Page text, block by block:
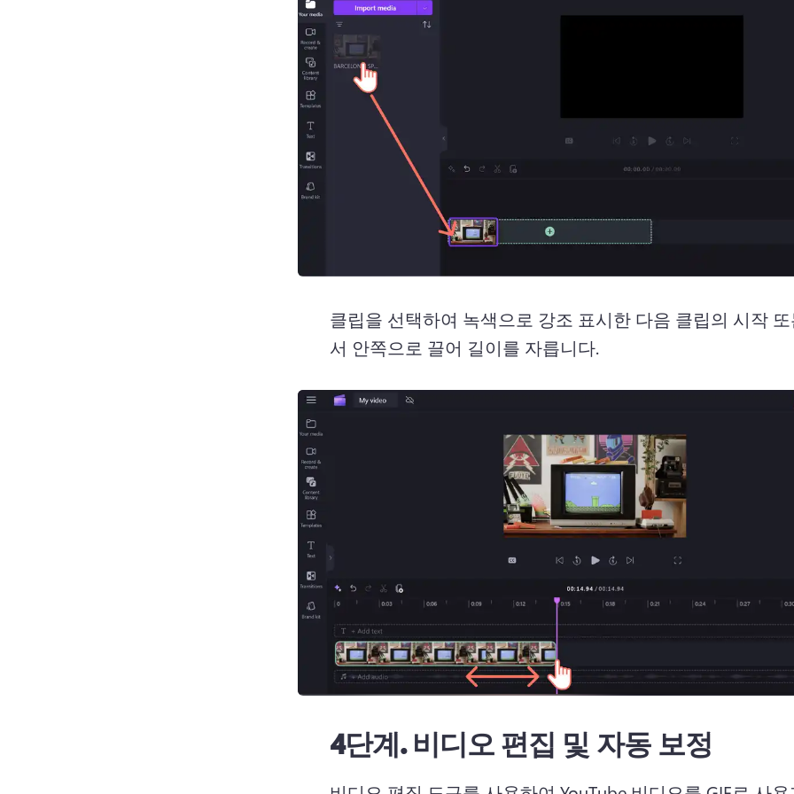
클립을 선택하여 녹색으로 강조 표시한 다음 클립의 시작
서 안쪽으로 끌어 길이를 자릅니다.
4단계.비디오 편집 및 자동 보정